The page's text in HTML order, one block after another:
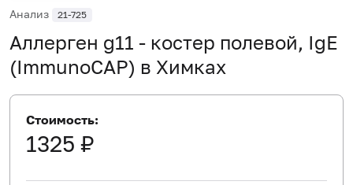
Анализ 21-725
Аллерген g11 - костер полевой, IgE
(ImmunoCAP) в Химках
Стоимость:
1325 ₽